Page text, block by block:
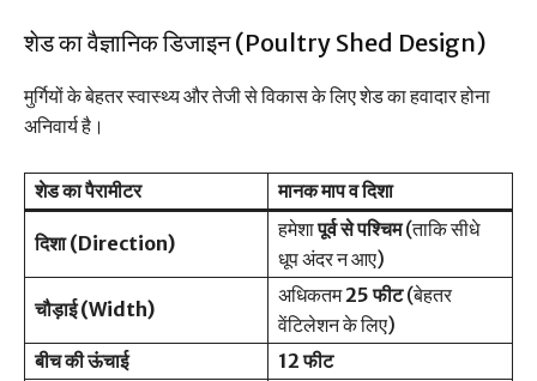
शेड का वैज्ञानिक डिजाइन (Poultry Shed Design)
मुर्गियों के बेहतर स्वास्थ्य और तेजी से विकास के लिए शेड का हवादार होना
अनिवार्य है।
शेड का पैरामीटर मानक माप व दिशा
दिशा (Direction)
हमेशापूर्व से पश्चिम(ताकि सीधे
धूप अंदर न आए)
चौड़ाई (Width)
अधिकतम25 फीट(बेहतर
वेंटिलेशन के लिए)
बीच की ऊंचाई
12 फीट